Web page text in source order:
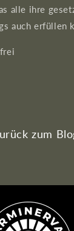
alle ihre
auch erfüllen
zum